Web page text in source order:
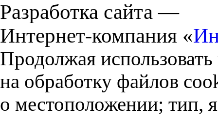
Разработка сайта —
Интернет-компания «
Продолжая
на обработку файлов
о местоположении; тип,